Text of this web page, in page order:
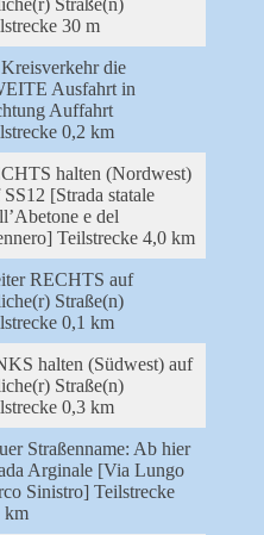
30 m
die
Ausfahrt in
Auffahrt
0,2 km
halten (Nordwest)
SS12 [Strada statale
e del
Teilstrecke 4,0 km
RECHTS auf
Straße(n)
0,1 km
halten (Südwest) auf
Straße(n)
0,3 km
Straßenname: Ab hier
Arginale [Via Lungo
Sinistro] Teilstrecke
km